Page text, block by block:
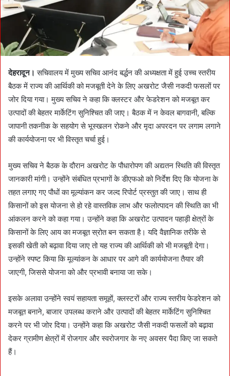
देहरादून। सचिवालय में मुख्य सचिव आनंद बर्द्धन की अध्यक्षता में हुई उच्च स्तरीय
बैठक में राज्य की आर्थिकी को मजबूती देने के लिए अखरोट जैसी नकदी फसलों पर
जोर दिया गया। मुख्य सचिव ने कहा कि क्लस्टर और फेडरेशन को मजबूत कर
उत्पादों की बेहतर मार्केटिंग सुनिश्चित की जाए। बैठक में न केवल बागवानी, बल्कि
जापानी तकनीक के सहयोग से भूस्खलन रोकने और मृदा अपरदन पर लगाम लगाने
की कार्ययोजना पर भी विस्तृत चर्चा हुई।
मुख्य सचिव ने बैठक के दौरान अखरोट के पौधारोपण की अद्यतन स्थिति की विस्तृत
जानकारी मांगी। उन्होंने संबंधित प्रभागों के डीएफओ को निर्देश दिए कि योजना के
तहत लगाए गए पौधों का मूल्यांकन कर जल्द रिपोर्ट प्रस्तुत की जाए। साथ ही
किसानों को इस योजना से हो रहे वास्तविक लाभ और फलोत्पादन की स्थिति का भी
आंकलन करने को कहा गया। उन्होंने कहा कि अखरोट उत्पादन पहाड़ी क्षेत्रों के
किसानों के लिए आय का मजबूत स्रोत बन सकता है। यदि वैज्ञानिक तरीके से
इसकी खेती को बढ़ावा दिया जाए तो यह राज्य की आर्थिकी को भी मजबूती देगा।
उन्होंने स्पष्ट किया कि मूल्यांकन के आधार पर आगे की कार्ययोजना तैयार की
जाएगी, जिससे योजना को और प्रभावी बनाया जा सके।
इसके अलावा उन्होंने स्वयं सहायता समूहों, क्लस्टरों और राज्य स्तरीय फेडरेशन को
मजबूत बनाने, बाजार उपलब्ध कराने और उत्पादों की बेहतर मार्केटिंग सुनिश्चित
करने पर भी जोर दिया। उन्होंने कहा कि अखरोट जैसी नकदी फसलों को बढ़ावा
देकर ग्रामीण क्षेत्रों में रोजगार और स्वरोजगार के नए अवसर पैदा किए जा सकते
हैं।